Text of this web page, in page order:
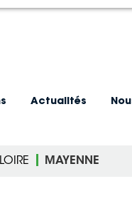
Actualités
MAYENNE